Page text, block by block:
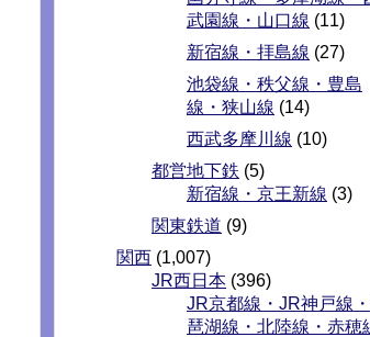
武園線・山口線 (11)
新宿線・拝島線 (27)
池袋線・秩父線・豊島
線・狭山線 (14)
西武多摩川線 (10)
都営地下鉄 (5)
新宿線・京王新線 (3)
関東鉄道 (9)
関西 (1,007)
JR西日本 (396)
JR京都線・JR神戸線
琶湖線・北陸線・赤穂